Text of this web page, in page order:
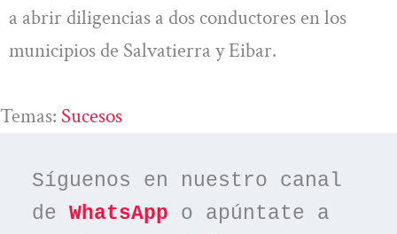
a abrir diligencias a dos conductores en los
municipios de Salvatierra y Eibar.
Temas: Sucesos
Síguenos en nuestro canal
de WhatsApp o apúntate a